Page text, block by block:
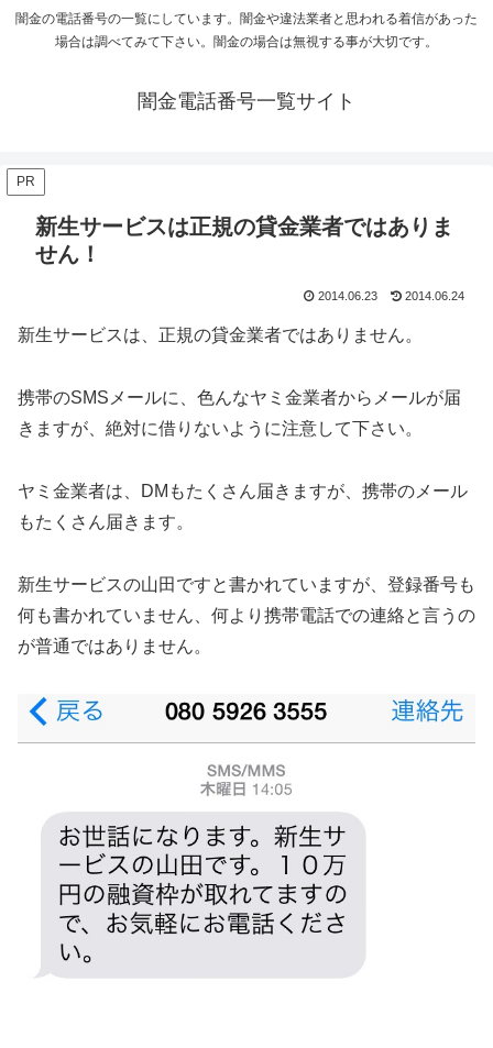
闇金の電話番号の一覧にしています。闇金や違法業者と思われる着信があった
場合は調べてみて下さい。闇金の場合は無視する事が大切です。
闇金電話番号一覧サイト
PR
新生サービスは正規の貸金業者ではありま
せん！
2014.06.23 2014.06.24
新生サービスは、正規の貸金業者ではありません。
携帯のSMSメールに、色んなヤミ金業者からメールが届
きますが、絶対に借りないように注意して下さい。
ヤミ金業者は、DMもたくさん届きますが、携帯のメール
もたくさん届きます。
新生サービスの山田ですと書かれていますが、登録番号も
何も書かれていません、何より携帯電話での連絡と言うの
が普通ではありません。